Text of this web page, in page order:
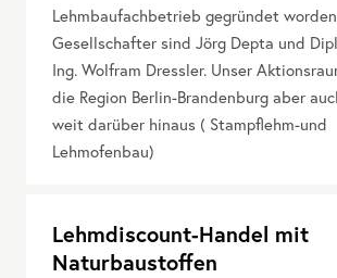
Lehmbaufachbetrieb gegründet
Gesellschafter sind Jörg Depta und
Ing. Wolfram Dressler. Unser
die Region Berlin-Brandenburg aber
weit darüber hinaus ( Stampflehm-und
Lehmofenbau)
Lehmdiscount-Handel mit
Naturbaustoffen